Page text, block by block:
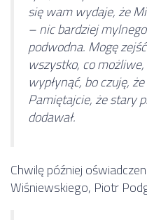
się wam wydaje, że
– nic bardziej
podwodna. Mogę
wszystko, co
wypłynąć, bo czuję,
Pamiętajcie, że stary
dodawał.
Chwilę później
Wiśniewskiego, Piotr